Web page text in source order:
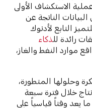
الاستكشاف الأولى
البيانات الناتجة عن
التابع لأدنوك
رائدة للذكاء
موارد النفط والغاز،
وحلولها المتطورة،
خلال فترة سبعة
وقتاً قياسياً على